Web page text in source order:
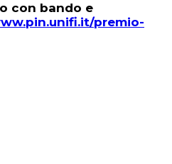
con bando e
premio-